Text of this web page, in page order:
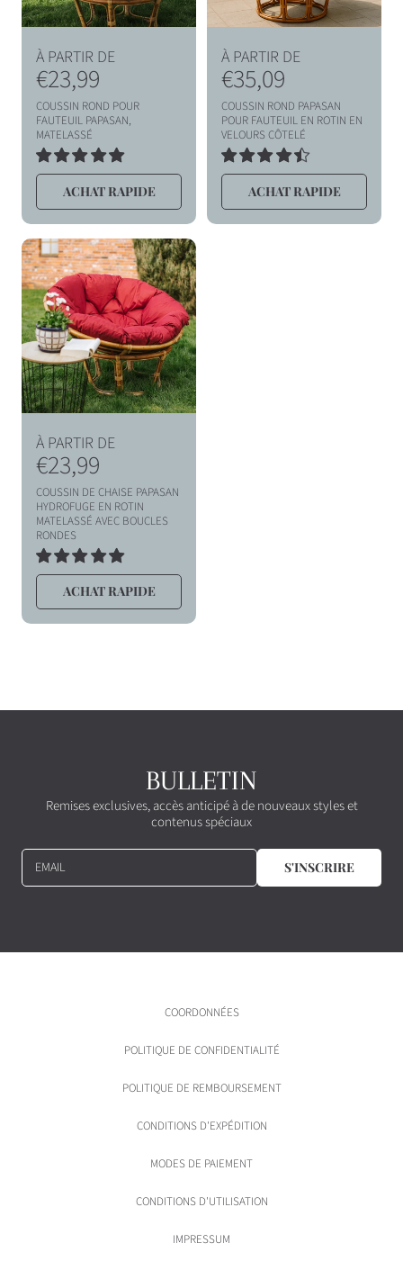
P
r
i
x
h
a
b
i
t
u
e
l
À PARTIR DE
€23,99
COUSSIN ROND POUR
FAUTEUIL PAPASAN,
MATELASSÉ
TOTAL
DES
AVIS
ACHAT RAPIDE
P
r
i
x
h
a
b
i
À PARTIR DE
€35,09
COUSSIN ROND PAPASAN
POUR FAUTEUIL EN ROTIN EN
VELOURS CÔTELÉ
TOTAL
DES
AVIS
ACHAT RAPIDE
P
r
i
x
h
a
i
l
À PARTIR DE
€23,99
COUSSIN DE CHAISE PAPASAN
HYDROFUGE EN ROTIN
MATELASSÉ AVEC BOUCLES
RONDES
TOTAL
DES
AVIS
ACHAT RAPIDE
BULLETIN
Remises exclusives, accès anticipé à de nouveaux styles et
contenus spéciaux
EMAIL S'INSCRIRE
COORDONNÉES
POLITIQUE DE CONFIDENTIALITÉ
POLITIQUE DE REMBOURSEMENT
CONDITIONS D'EXPÉDITION
MODES DE PAIEMENT
CONDITIONS D'UTILISATION
IMPRESSUM